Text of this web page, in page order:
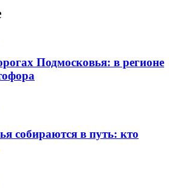
Подмосковья: в регионе
собираются в путь: кто